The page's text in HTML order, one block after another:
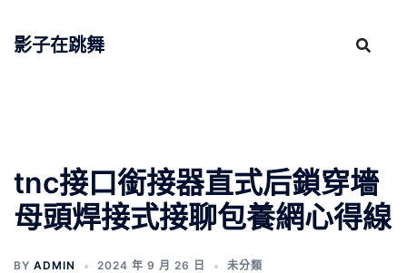
影子在跳舞
tnc接口銜接器直式后鎖穿墻
母頭焊接式接聊包養網心得線
BY ADMIN 2024 年 9 月 26 日 未分類